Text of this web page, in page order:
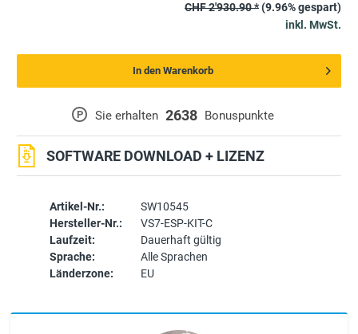
Artikel-Nr.:
SW10545
Hersteller-Nr.:
VS7-ESP-KIT-C
Laufzeit:
Dauerhaft gültig
Sprache:
Alle Sprachen
Länderzone:
EU
P Sie erhalten 2638 Bonuspunkte
SOFTWARE DOWNLOAD + LIZENZ
CHF 2'930.90 *(9.96% gespart)
inkl. MwSt.
In den Warenkorb